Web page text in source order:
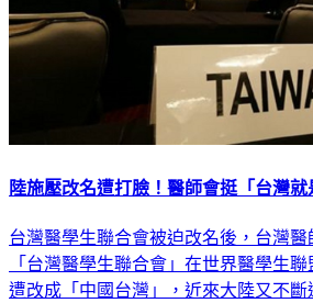
陸施壓改名遭打臉！醫師會挺「台灣就
台灣醫學生聯合會被迫改名後，台灣
「台灣醫學生聯合會」在世界醫學生
遭改成「中國台灣」，近來大陸又不